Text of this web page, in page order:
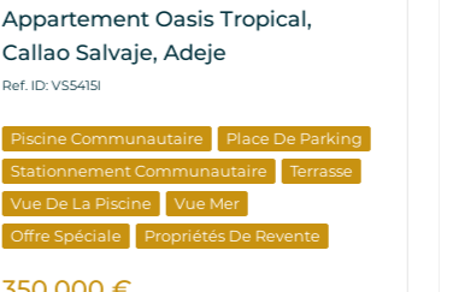
Appartement Oasis Tropical,
Callao Salvaje, Adeje
Ref. ID: VS5415I
Piscine Communautaire
Place De Parking
Stationnement Communautaire
Terrasse
Vue De La Piscine
Vue Mer
Offre Spéciale
Propriétés De Revente